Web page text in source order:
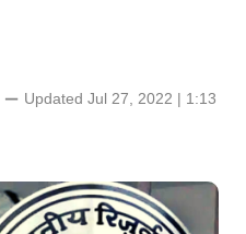
⚊ Updated Jul 27, 2022 | 1:13